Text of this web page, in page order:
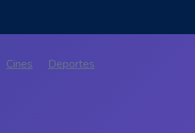
Cines Deportes